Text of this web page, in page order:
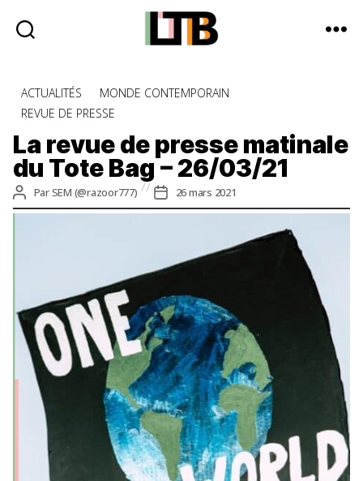
Bag
Média
d'information
quotidienne
Catégories
ACTUALITÉS
MONDE CONTEMPORAIN
REVUE DE PRESSE
La revue de presse matinale
du Tote Bag – 26/03/21
Auteur
de
ParSEM (@razoor777)
Date
de
26 mars 2021